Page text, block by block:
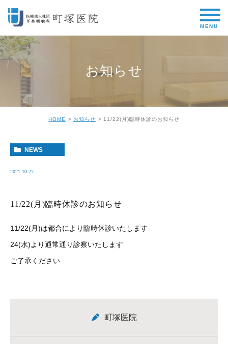
お知らせ
HOME お知らせ 11/22(月)臨時休診のお知らせ
NEWS
2021.10.27
11/22(月)臨時休診のお知らせ
11/22(月)は都合により臨時休診いたします
24(水)より通常通り診察いたします
ご了承ください
町塚医院